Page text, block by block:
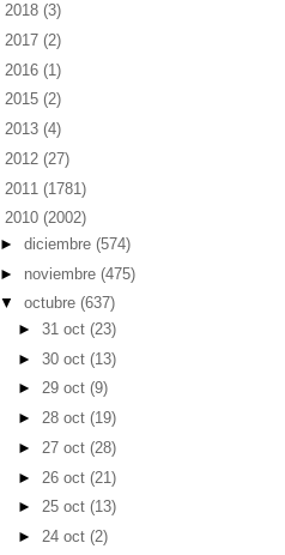
2018 (3)
2017 (2)
2016 (1)
2015 (2)
2013 (4)
2012 (27)
2011 (1781)
2010 (2002)
► diciembre (574)
► noviembre (475)
▼ octubre (637)
►31 oct(23)
►30 oct(13)
►29 oct(9)
►28 oct(19)
► 27 oct(28)
► 26 oct(21)
►25 oct(13)
►24 oct(2)